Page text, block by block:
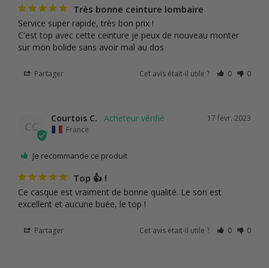
Très bonne ceinture lombaire
Service super rapide, très bon prix !
C'est top avec cette ceinture je peux de nouveau monter
sur mon bolide sans avoir mal au dos
Partager Cet avis était-il utile ? 0 0
CC
17 févr. 2023
Courtois C.
France
Je recommande ce produit
Top 👍 !
Ce casque est vraiment de bonne qualité. Le son est
excellent et aucune buée, le top !
Partager Cet avis était-il utile ? 0 0